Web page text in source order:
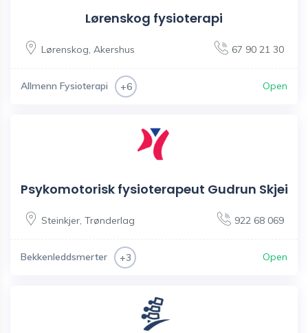
Lørenskog fysioterapi
Lørenskog Akershus 67 90 21 30
Allmenn Fysioterapi +6 Open
Psykomotorisk fysioterapeut Gudrun Skjei
Steinkjer Trønderlag 922 68 069
Bekkenleddsmerter +3 Open